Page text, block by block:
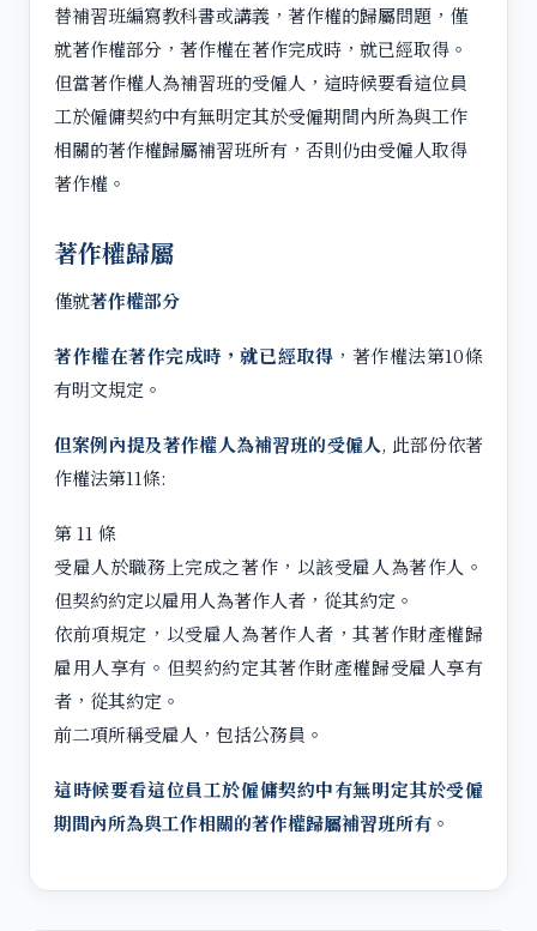
替補習班編寫教科書或講義，著作權的歸屬問題，僅
就著作權部分，著作權在著作完成時，就已經取得。
但當著作權人為補習班的受僱人，這時候要看這位員
工於僱傭契約中有無明定其於受僱期間內所為與工作
相關的著作權歸屬補習班所有，否則仍由受僱人取得
著作權。
著作權歸屬
僅就著作權部分
著作權在著作完成時，就已經取得 ，著作權法第10條
有明文規定。
但案例內提及著作權人為補習班的受僱人, 此部份依著
作權法第11條:
第 11 條
受雇人於職務上完成之著作，以該受雇人為著作人。
但契約約定以雇用人為著作人者，從其約定。
依前項規定，以受雇人為著作人者，其著作財產權歸
雇用人享有。但契約約定其著作財產權歸受雇人享有
者，從其約定。
前二項所稱受雇人，包括公務員。
這時候要看這位員工於僱傭契約中有無明定其於受僱
期間內所為與工作相關的著作權歸屬補習班所有。